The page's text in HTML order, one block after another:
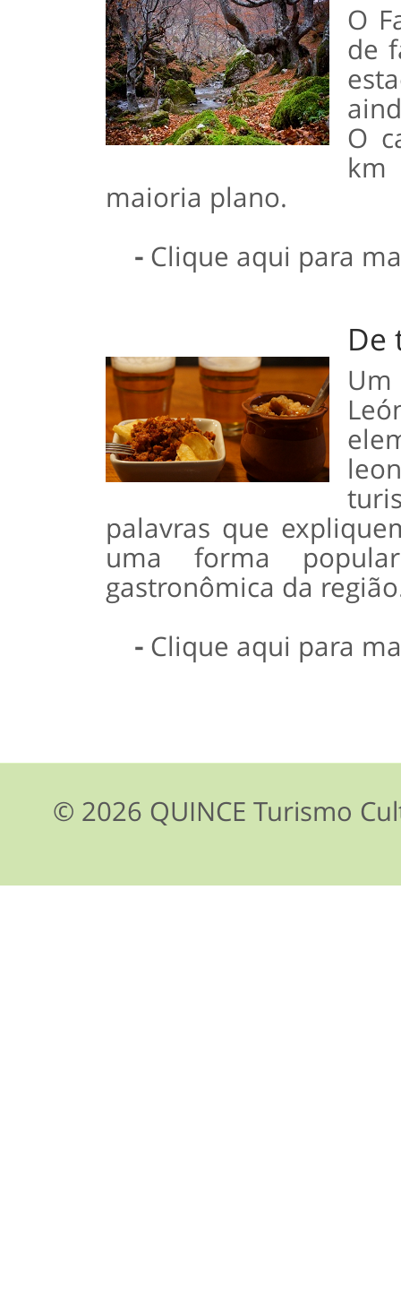
O
de
O
maioria plano.
- Clique aqui para
De
palavras que
uma forma
gastronômica da
- Clique aqui para
© 2026 QUINCE Turismo